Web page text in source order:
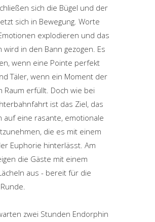
sich die Bügel und der
sich in Bewegung. Worte
explodieren und das
wird in den Bann gezogen. Es
wenn eine Pointe perfekt
Täler, wenn ein Moment der
Raum erfüllt. Doch wie bei
ist das Ziel, das
auf eine rasante, emotionale
die es mit einem
Euphorie hinterlässt. Am
die Gäste mit einem
aus - bereit für die
zwei Stunden Endorphin